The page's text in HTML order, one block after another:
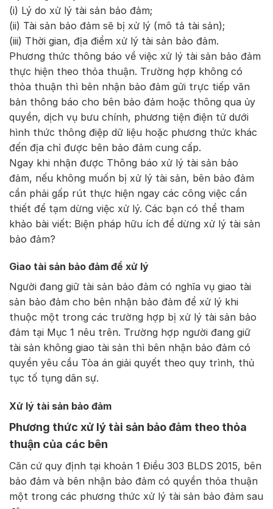
(i) Lý do xử lý tài sản bảo đảm;
(ii) Tài sản bảo đảm sẽ bị xử lý (mô tả tài sản);
(iii) Thời gian, địa điểm xử lý tài sản bảo đảm.
Phương thức thông báo về việc xử lý tài sản bảo đảm
thực hiện theo thỏa thuận. Trường hợp không có
thỏa thuận thì bên nhận bảo đảm gửi trực tiếp văn
bản thông báo cho bên bảo đảm hoặc thông qua ủy
quyền, dịch vụ bưu chính, phương tiện điện tử dưới
hình thức thông điệp dữ liệu hoặc phương thức khác
đến địa chỉ được bên bảo đảm cung cấp.
Ngay khi nhận được Thông báo xử lý tài sản bảo
đảm, nếu không muốn bị xử lý tài sản, bên bảo đảm
cần phải gấp rút thực hiện ngay các công việc cần
thiết để tạm dừng việc xử lý. Các bạn có thể tham
khảo bài viết: Biện pháp hữu ích để dừng xử lý tài sản
bảo đảm?
Giao tài sản bảo đảm để xử lý
Người đang giữ tài sản bảo đảm có nghĩa vụ giao tài
sản bảo đảm cho bên nhận bảo đảm để xử lý khi
thuộc một trong các trường hợp bị xử lý tài sản bảo
đảm tại Mục 1 nêu trên. Trường hợp người đang giữ
tài sản không giao tài sản thì bên nhận bảo đảm có
quyền yêu cầu Tòa án giải quyết theo quy trình, thủ
tục tố tụng dân sự.
Xử lý tài sản bảo đảm
Phương thức xử lý tài sản bảo đảm theo thỏa
thuận của các bên
Căn cứ quy định tại khoản 1 Điều 303 BLDS 2015, bên
bảo đảm và bên nhận bảo đảm có quyền thỏa thuận
một trong các phương thức xử lý tài sản bảo đảm sau